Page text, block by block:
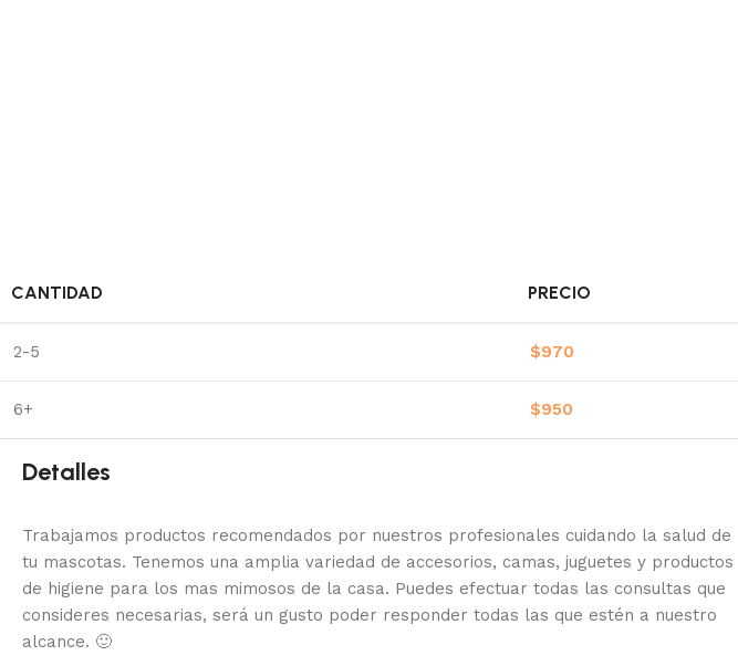
CANTIDAD PRECIO
2-5 $970
6+ $950
Detalles
Trabajamos productos recomendados por nuestros profesionales cuidando la salud de
tu mascotas. Tenemos una amplia variedad de accesorios, camas, juguetes y productos
de higiene para los mas mimosos de la casa. Puedes efectuar todas las consultas que
consideres necesarias, será un gusto poder responder todas las que estén a nuestro
alcance. 🙂